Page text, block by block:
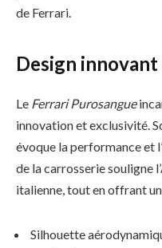
de Ferrari.
Design
Le Ferrari Purosangue
innovation et exclusivité.
évoque la performance et
de la carrosserie souligne
italienne, tout en offrant
Silhouette